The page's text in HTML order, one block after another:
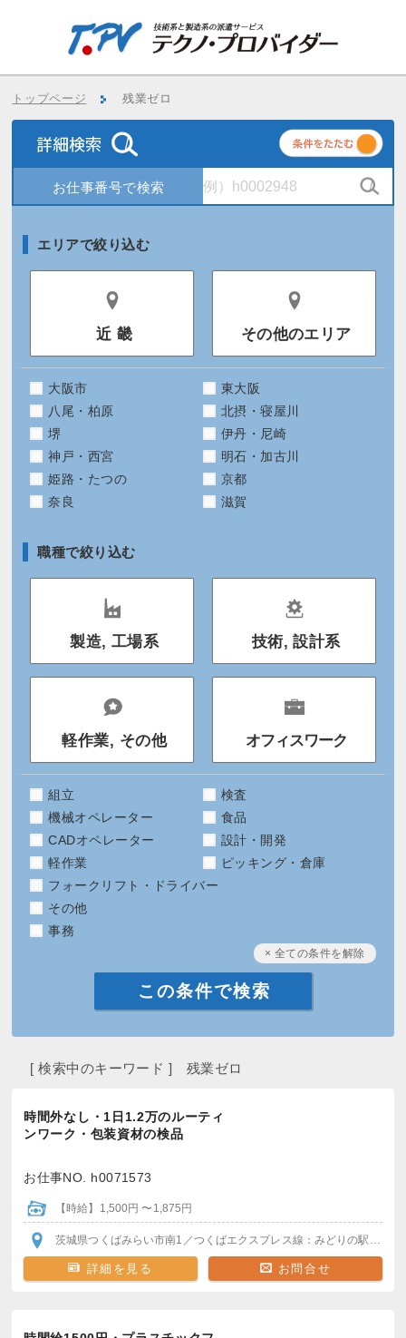
トップページ 残業ゼロ
条
件
エリアで絞り込む
近 畿 その他のエリア
大阪市
東大阪
八尾・柏原
北摂・寝屋川
堺
伊丹・尼崎
神戸・西宮
明石・加古川
姫路・たつの
京都
奈良
滋賀
職種で絞り込む
製造, 工場系 技術, 設計系
軽作業, その他 オフィスワーク
組立
検査
機械オペレーター
食品
CADオペレーター
設計・開発
軽作業
ピッキング・倉庫
フォークリフト・ドライバー
その他
事務
× 全ての条件を解除
[ 検索中のキーワード ] 残業ゼロ
時間外なし・1日1.2万のルーティ
ンワーク・包装資材の検品
お仕事NO. h0071573
【時給】1,500円 〜1,875円
茨城県つくばみらい市南1 ／つくばエクスプレス線：みどりの駅 駅から
詳細を見る お問合せ